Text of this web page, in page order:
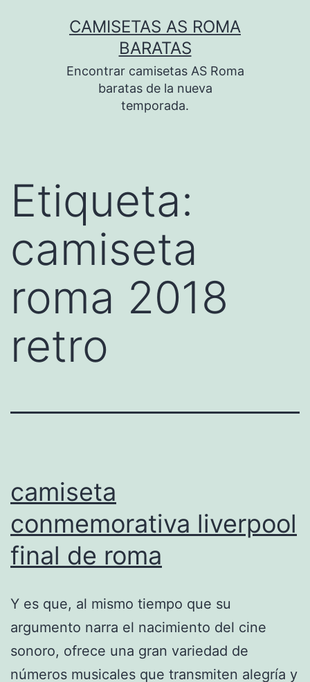
CAMISETAS AS ROMA
BARATAS
Encontrar camisetas AS Roma
baratas de la nueva
temporada.
Etiqueta:
camiseta
roma 2018
retro
camiseta
conmemorativa liverpool
final de roma
Y es que, al mismo tiempo que su
argumento narra el nacimiento del cine
sonoro, ofrece una gran variedad de
números musicales que transmiten alegría y